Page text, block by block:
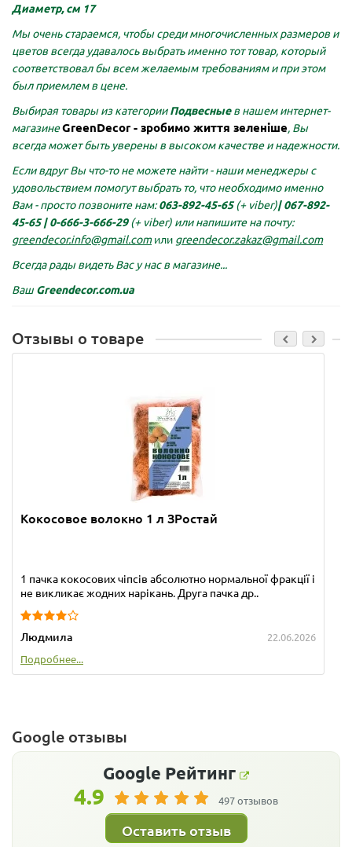
Диаметр, см 17
Мы очень стараемся, чтобы среди многочисленных размеров и
цветов всегда удавалось выбрать именно тот товар, который
соответствовал бы всем желаемым требованиям и при этом
был приемлем в цене.
Выбирая товары из категорииПодвесныев нашем интернет-
магазинеGreenDecor - зробимо життя зеленіше, Вы
всегда может быть уверены в высоком качестве и надежности.
Если вдруг Вы что-то не можете найти - наши менеджеры с
удовольствием помогут выбрать то, что необходимо именно
Вам - просто позвоните нам:063-892-45-65(+ viber)|067-892-
45-65 | 0-666-3-666-29(+ viber) или напишите на почту:
greendecor.info@gmail.com или greendecor.zakaz@gmail.com
Всегда рады видеть Вас у нас в магазине...
Ваш Greendecor.com.ua
Отзывы о товаре
Кокосовое волокно 1 л ЗРостай
1 пачка кокосових чіпсів абсолютно нормальної фракції і
не викликає жодних нарікань. Друга пачка др..
Людмила
22.06.2026
Подробнее...
Google отзывы
Google Рейтинг
4.9 497 отзывов
Оставить отзыв